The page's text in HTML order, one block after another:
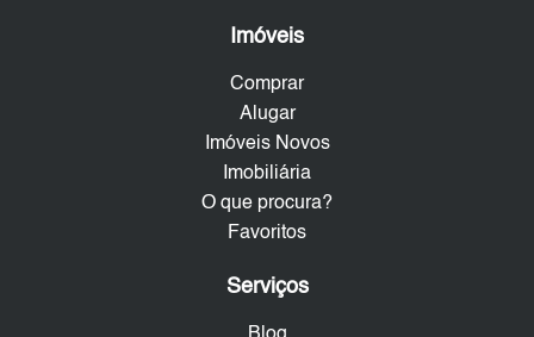
Imóveis
Comprar
Alugar
Imóveis Novos
Imobiliária
O que procura?
Favoritos
Serviços